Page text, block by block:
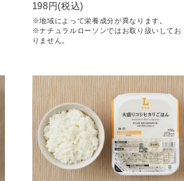
198 円(税込)
※地域によって栄養成分が異なります。
※ナチュラルローソンではお取り扱いしてお
りません。